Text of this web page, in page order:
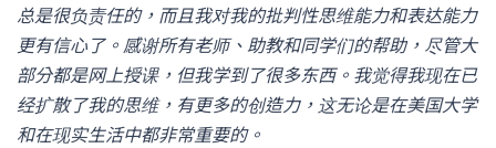
总是很负责任的，而且我对我的批判性思维能力和表达能力
更有信心了。感谢所有老师、助教和同学们的帮助，尽管大
部分都是网上授课，但我学到了很多东西。我觉得我现在已
经扩散了我的思维，有更多的创造力，这无论是在美国大学
和在现实生活中都非常重要的。